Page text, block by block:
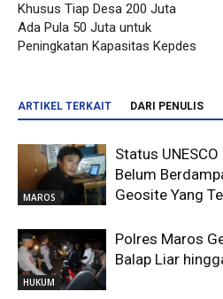
Khusus Tiap Desa 200 Juta
Ada Pula 50 Juta untuk
Peningkatan Kapasitas Kepdes
ARTIKEL TERKAIT DARI PENULIS
MAROS
Status
Belum
Geosite Yang
HUKUM
Polres Maros
Balap Liar